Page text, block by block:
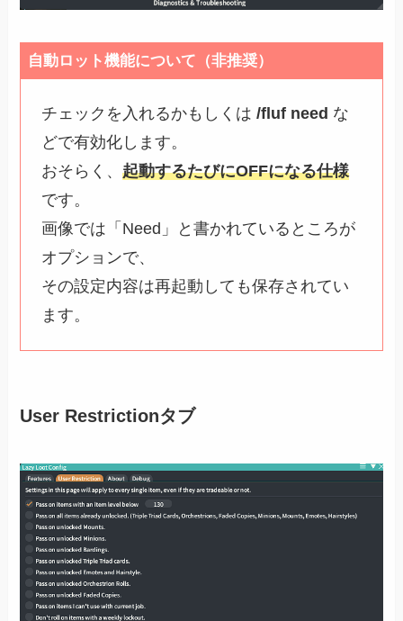
自動ロット機能について（非推奨）
チェックを入れるかもしくは /fluf need な
どで有効化します。
おそらく、 起動するたびにOFFになる仕様
です。
画像では「Need」と書かれているところが
オプションで、
その設定内容は再起動しても保存されてい
ます。
User Restrictionタブ